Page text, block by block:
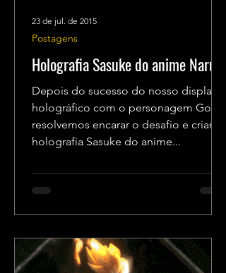
Holografia Sasuke do anime Naruto
Depois do sucesso do nosso display
holográfico com o personagem Goku,
resolvemos encarar o desafio e criar a
holografia Sasuke do anime...
Postagens
23 de jul. de 2015